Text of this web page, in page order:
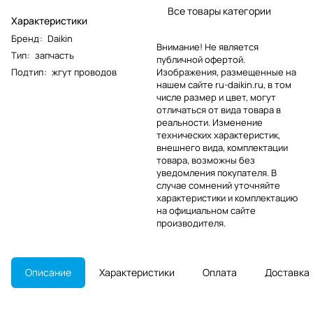
Характеристики
Бренд: Daikin
Тип: запчасть
Подтип: жгут проводов
Все товары категории
Внимание! Не является
публичной офертой.
Изображения, размещенные на
нашем сайте ru-daikin.ru, в том
числе размер и цвет, могут
отличаться от вида товара в
реальности. Изменение
технических характеристик,
внешнего вида, комплектации
товара, возможны без
уведомления покупателя. В
случае сомнений уточняйте
характеристики и комплектацию
на официальном сайте
производителя.
Описание Характеристики Оплата Доставка